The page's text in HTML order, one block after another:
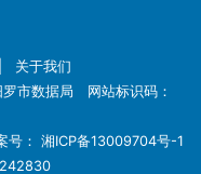
关于我们
市数据局 网站标识码：
号： 湘ICP备13009704号-1